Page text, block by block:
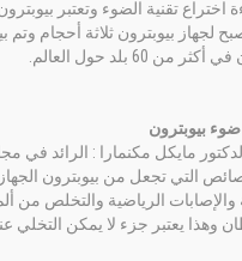
من 60 بلد حول العالم.
ضوء بيوبترون
مايكل مكنمارا : الرائد في
التي تجعل من بيوبترون الجهاز
والإصابات الرياضية والتخلص من
وهذا يعتبر جزء لا يمكن التخلي